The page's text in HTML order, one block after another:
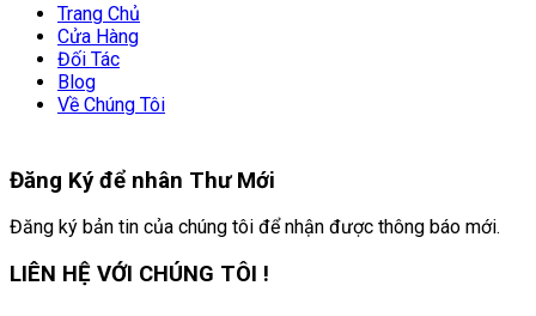
Trang Chủ
Cửa Hàng
Đối Tác
Blog
Về Chúng Tôi
Đăng Ký để nhân Thư Mới
Đăng ký bản tin của chúng tôi để nhận được thông báo mới.
LIÊN HỆ VỚI CHÚNG TÔI !